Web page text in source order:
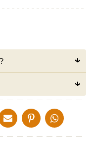
X
DELEN VIA DE MAIL
DELEN OP PINTEREST
DELEN OP